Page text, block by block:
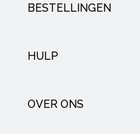
BESTELLINGEN
HULP
OVER ONS